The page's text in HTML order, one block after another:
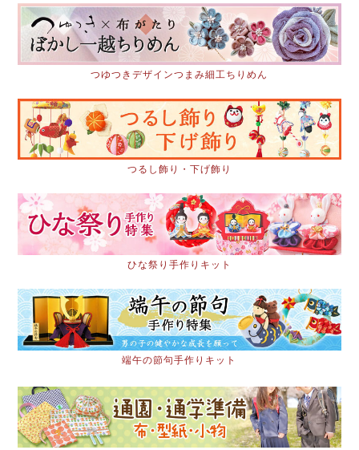
つゆつきデザインつまみ細工ちりめん
つるし飾り・下げ飾り
ひな祭り手作りキット
端午の節句手作りキット